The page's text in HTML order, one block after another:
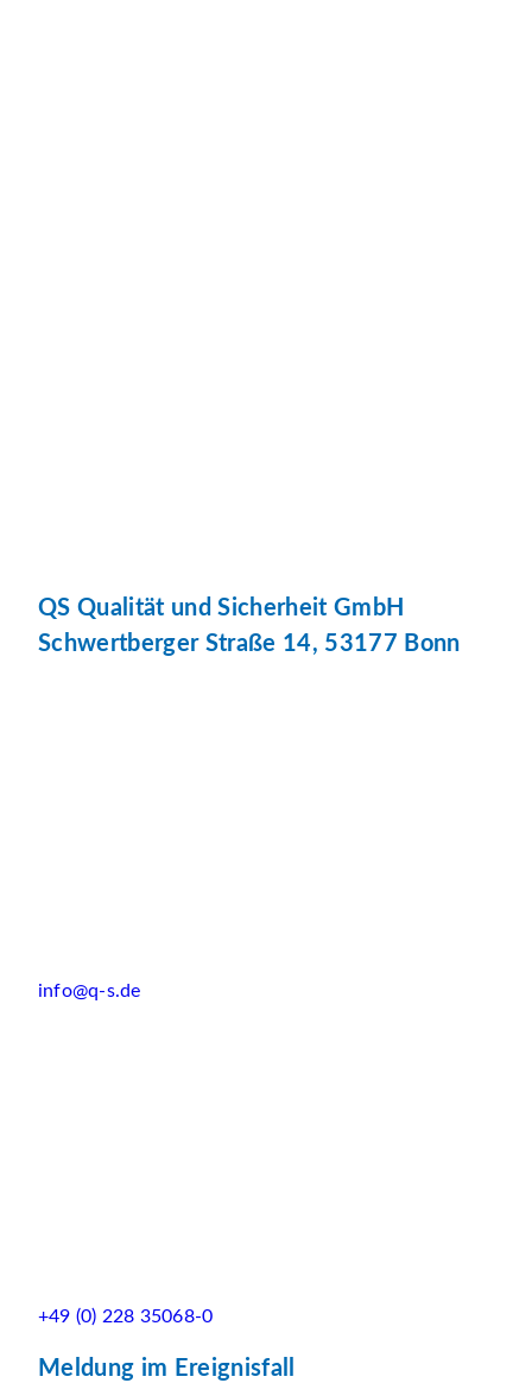
QS Qualität und Sicherheit GmbH
Schwertberger Straße 14, 53177 Bonn
info@q-s.de
+49 (0) 228 35068-0
Meldung im Ereignisfall